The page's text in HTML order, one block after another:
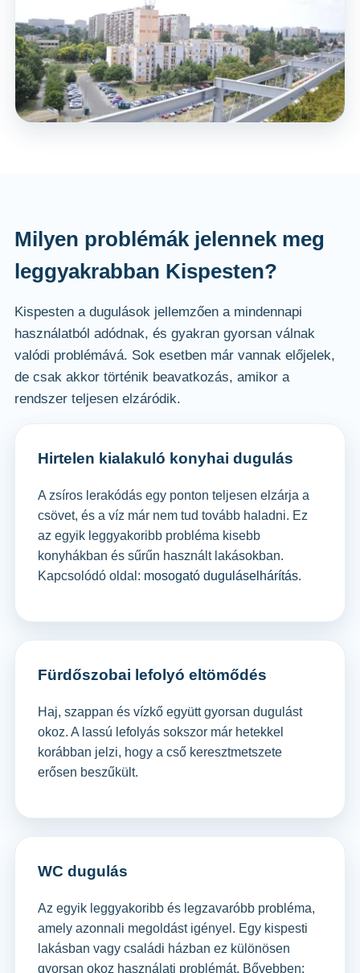
Milyen problémák jelennek meg
leggyakrabban Kispesten?
Kispesten a dugulások jellemzően a mindennapi
használatból adódnak, és gyakran gyorsan válnak
valódi problémává. Sok esetben már vannak előjelek,
de csak akkor történik beavatkozás, amikor a
rendszer teljesen elzáródik.
Hirtelen kialakuló konyhai dugulás
A zsíros lerakódás egy ponton teljesen elzárja a
csövet, és a víz már nem tud tovább haladni. Ez
az egyik leggyakoribb probléma kisebb
konyhákban és sűrűn használt lakásokban.
Kapcsolódó oldal: mosogató duguláselhárítás.
Fürdőszobai lefolyó eltömődés
Haj, szappan és vízkő együtt gyorsan dugulást
okoz. A lassú lefolyás sokszor már hetekkel
korábban jelzi, hogy a cső keresztmetszete
erősen beszűkült.
WC dugulás
Az egyik leggyakoribb és legzavaróbb probléma,
amely azonnali megoldást igényel. Egy kispesti
lakásban vagy családi házban ez különösen
gyorsan okoz használati problémát. Bővebben: